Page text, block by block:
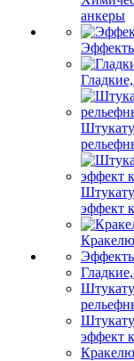
анкеры
эффект
эффект